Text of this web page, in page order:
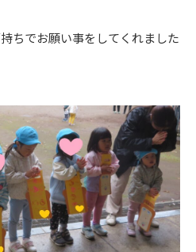
ちでお願い事をしてくれました